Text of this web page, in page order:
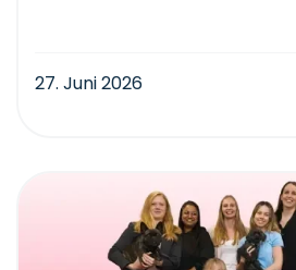
27. Juni 2026